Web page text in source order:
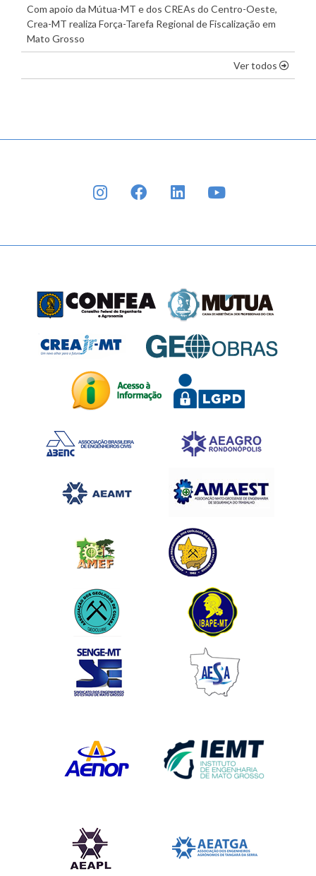
Com apoio da Mútua-MT e dos CREAs do Centro-Oeste,
Crea-MT realiza Força-Tarefa Regional de Fiscalização em
Mato Grosso
Ver todos os
INSTAGRAMFACEBOOKLINKEDIN